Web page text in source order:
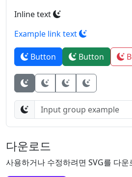
Inline text
Example link text
Button Button
ButtonButtonButton
다운로드
사용하거나 수정하려면 SVG를 다운